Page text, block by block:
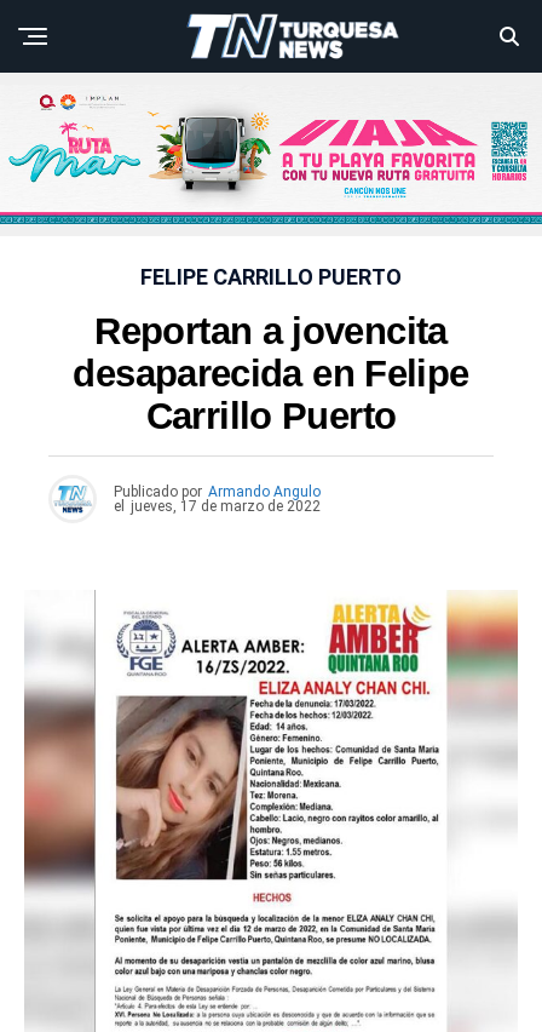
FELIPE CARRILLO PUERTO
Reportan a jovencita
desaparecida en Felipe
Carrillo Puerto
Publicado por Armando Angulo
el
jueves, 17 de marzo de 2022